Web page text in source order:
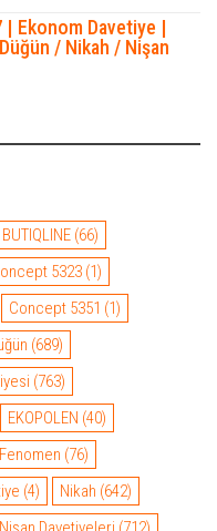
| Ekonom Davetiye |
/ Nikah / Nişan
BUTIQLINE (66)
5323 (1)
Concept 5351 (1)
(689)
(763)
EKOPOLEN (40)
Fenomen (76)
(4) Nikah (642)